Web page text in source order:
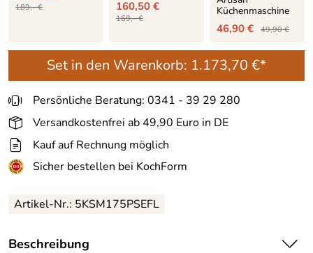
189,- € 160,50 €
169,- €
Küchenmaschine
46,90 € 49,90 €
Set in den Warenkorb: 1.173,70 €*
Persönliche Beratung: 0341 - 39 29 280
Versandkostenfrei ab 49,90 Euro in DE
Kauf auf Rechnung möglich
Sicher bestellen bei KochForm
Artikel-Nr.: 5KSM175PSEFL
Beschreibung